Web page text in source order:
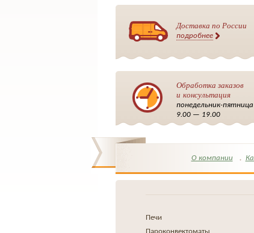
Доставка по России
подробнее
Обработка заказов
и консультация
понедельник-пятница
9.00 — 19.00
О компании
Печи